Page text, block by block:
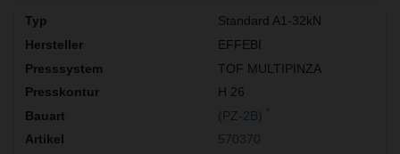
Standard A1-32kN
EFFEBI
TOF MULTIPINZA
H 26
(PZ-2B)
570370